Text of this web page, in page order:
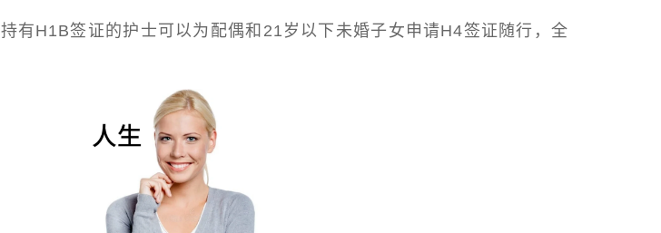
持有H1B签证的护士可以为配偶和21岁以下未婚子女申请H4签证随行，全